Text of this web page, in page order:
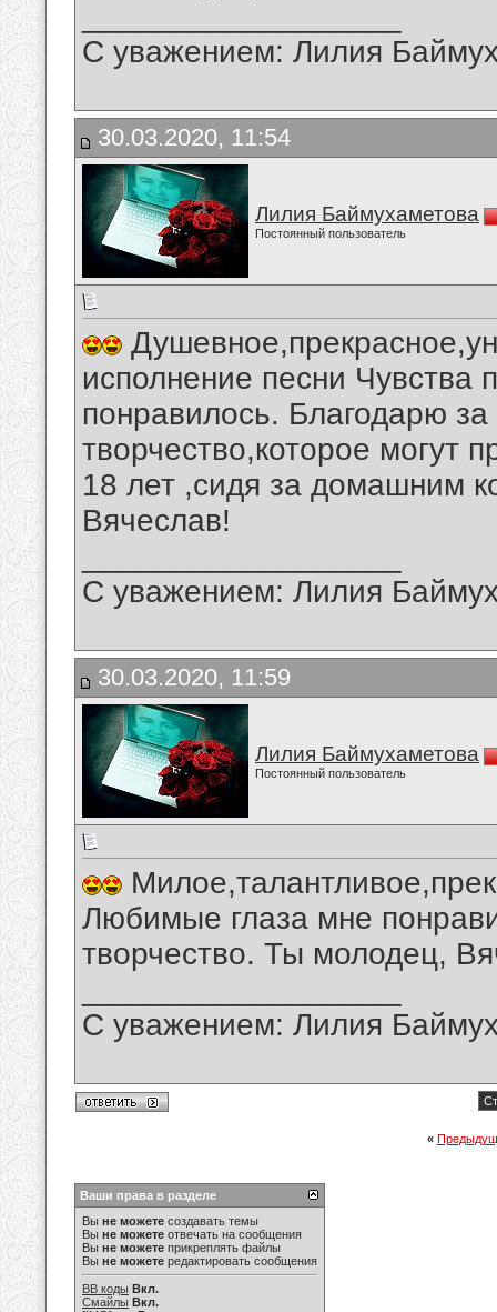
С уважением: Лилия
30.03.2020, 11:54
Лилия Баймухаметова
Постоянный пользователь
исполнение песни Чувства
понравилось. Благодарю
творчество,которое могут
18 лет ,сидя за домашним
Вячеслав!
С уважением: Лилия
30.03.2020, 11:59
Лилия Баймухаметова
Постоянный пользователь
Любимые глаза мне
творчество. Ты молодец,
С уважением: Лилия
«
Ваши права в разделе
Вы не можете создавать темы
Вы не можете отвечать на сообщения
Вы не можете прикреплять файлы
Вы не можете редактировать сообщения
BB коды Вкл.
Смайлы Вкл.